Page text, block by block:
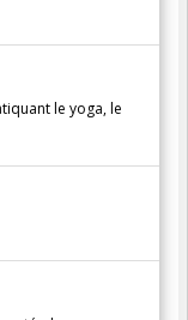
le yoga, le